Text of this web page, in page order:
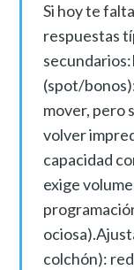
Si hoy te
respuestas
(spot/
mover, pero
volver
capacidad
exige
colchón):